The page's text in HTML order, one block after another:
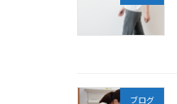
ブログ